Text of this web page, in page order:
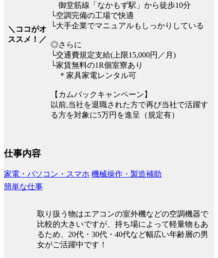
＼ココがオ
ススメ！／
御堂筋線「なかもず駅」から徒歩10分
└空調完備の工場で快適
└大手企業でマニュアルもしっかりしている
◎さらに
└交通費規定支給(上限15,000円／月)
└家賃無料の1R個室寮あり
＊家具家電レンタル可
【カムバックキャンペーン】
以前,当社を退職された方で再び当社で活躍す
る方を対象に5万円を進呈（規定有）
仕事内容
家電・パソコン・スマホ 機械操作・製造補助
簡単な仕事
取り扱う物はエアコンの室外機などの空調機器で
比較的大きいですが、持ち場によって軽量物もあ
るため、20代・30代・40代など幅広い年齢層の男
女がご活躍中です！